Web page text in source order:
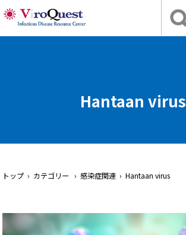
Hantaan virus
トップ › カテゴリー › 感染症関連 › Hantaan virus